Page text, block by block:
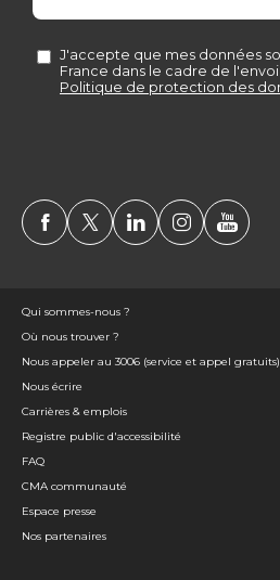
Qui sommes-nous ?
Où nous trouver ?
Nous appeler au 3006 (service et appel gratuits)
Nous écrire
Carrières & emplois
Registre public d'accessibilité
FAQ
CMA communauté
Espace presse
Nos partenaires